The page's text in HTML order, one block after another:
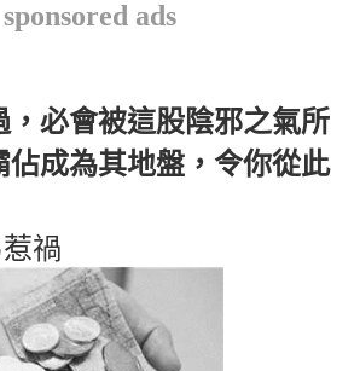
sponsored ads
，必會被這股陰邪之氣所
佔成為其地盤，令你從此
禍